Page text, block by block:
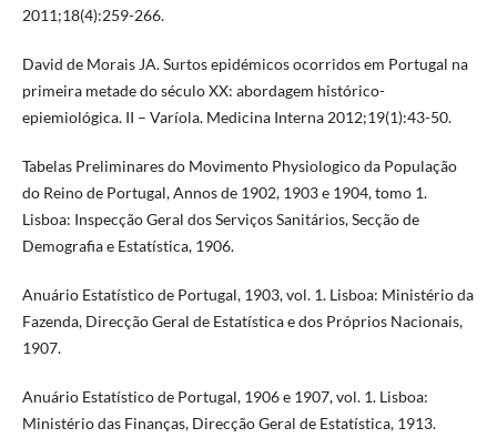
2011;18(4):259-266.
David de Morais JA. Surtos epidémicos ocorridos em Portugal na
primeira metade do século XX: abordagem histórico-
epiemiológica. II – Varíola. Medicina Interna 2012;19(1):43-50.
Tabelas Preliminares do Movimento Physiologico da População
do Reino de Portugal, Annos de 1902, 1903 e 1904, tomo 1.
Lisboa: Inspecção Geral dos Serviços Sanitários, Secção de
Demografia e Estatística, 1906.
Anuário Estatístico de Portugal, 1903, vol. 1. Lisboa: Ministério da
Fazenda, Direcção Geral de Estatística e dos Próprios Nacionais,
1907.
Anuário Estatístico de Portugal, 1906 e 1907, vol. 1. Lisboa:
Ministério das Finanças, Direcção Geral de Estatística, 1913.